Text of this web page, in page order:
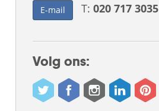
E-mail T: 020 717 3035
Volg ons: